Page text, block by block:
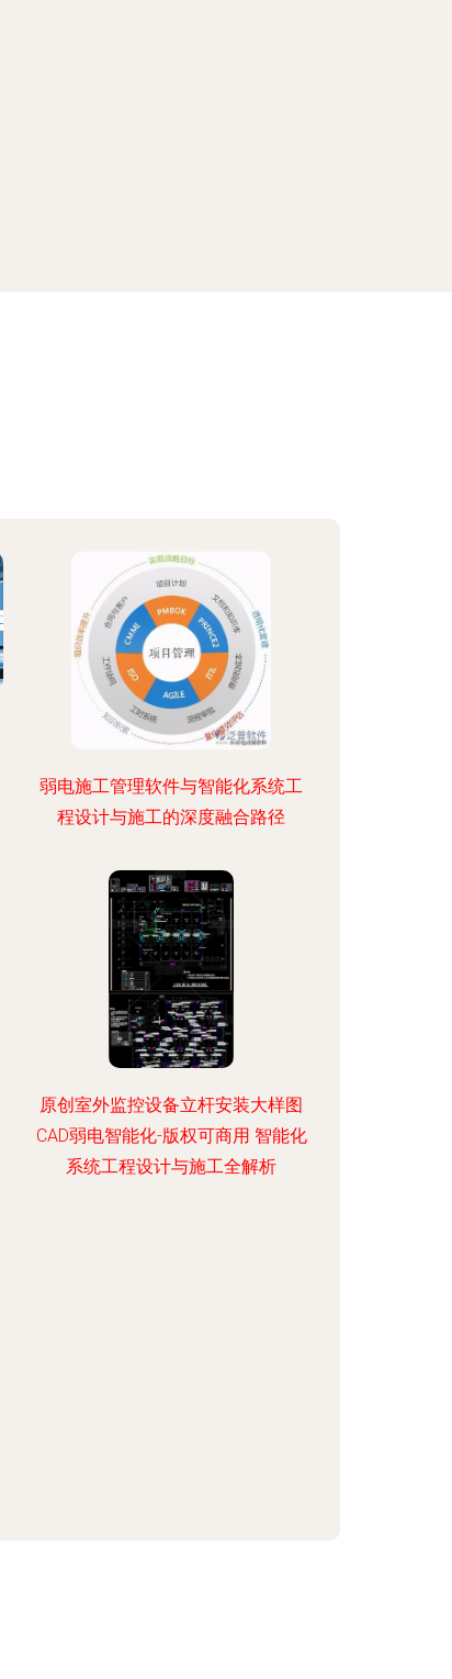
弱电施工管理软件与智能化系统工
程设计与施工的深度融合路径
原创室外监控设备立杆安装大样图
CAD弱电智能化-版权可商用 智能化
系统工程设计与施工全解析